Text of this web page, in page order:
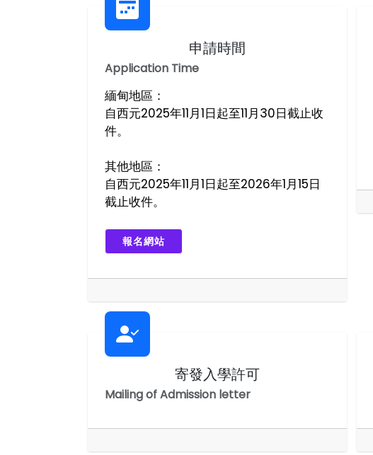
申請時間
Application Time
緬甸地區：
自西元2025年11月1日起至11月30日截止收
件。
其他地區：
自西元2025年11月1日起至2026年1月15日
截止收件。
報名網站
寄發入學許可
Mailing of Admission letter